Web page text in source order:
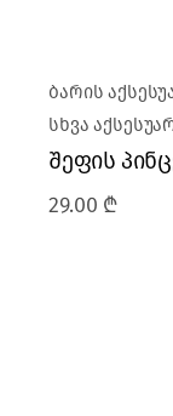
ბარის
სხვა
შეფის
29.00 ₾